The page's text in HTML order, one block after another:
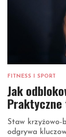
FITNESS I SPORT
Jak
Staw krzyżowo-
odgrywa